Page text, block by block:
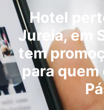
Hotel
Jureia, em
tem
para